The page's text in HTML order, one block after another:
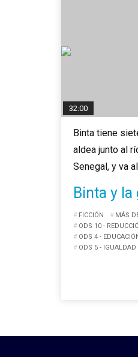
32:00
FICCIÓN
MÁS
ODS 10 -
ODS 4 -
ODS 5 - IGUALDAD
Binta y la
Binta tiene
aldea junto al
Senegal, y va